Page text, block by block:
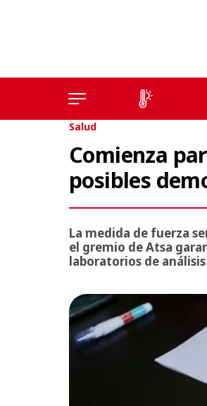
Salud
Comienza
posibles
La medida de fuerza
el gremio de Atsa
laboratorios de